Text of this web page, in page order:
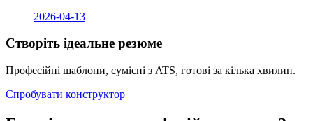
2026-04-13
Створіть ідеальне резюме
Професійні шаблони, сумісні з ATS, готові за кілька хвилин.
Спробувати конструктор